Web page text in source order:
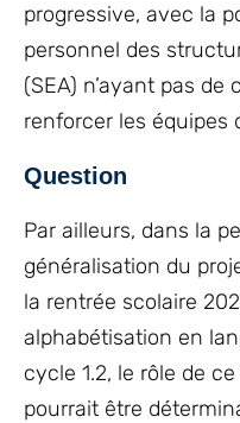
progressive, avec la
personnel des
(SEA) n’ayant pas
renforcer les équipes
Question
Par ailleurs, dans la
généralisation du
la rentrée scolaire
alphabétisation en
cycle 1.2, le rôle de
pourrait être